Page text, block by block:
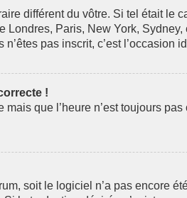
différent du vôtre. Si tel était
Paris, New York,
pas inscrit, c’est l’occasion
!
que l’heure n’est toujours
soit le logiciel n’a pas encore